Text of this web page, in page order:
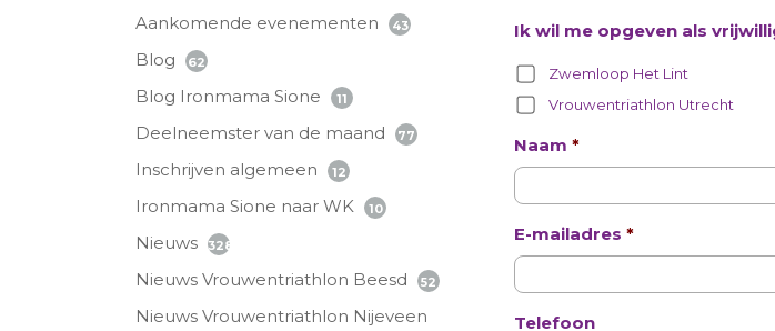
Aankomende evenementen 43
Blog 62
Blog Ironmama Sione 11
Deelneemster van de maand 77
Inschrijven algemeen 12
Ironmama Sione naar WK 10
Nieuws 328
Nieuws Vrouwentriathlon Beesd 52
Nieuws Vrouwentriathlon Nijeveen
Ik wil me opgeven als
Zwemloop Het Lint
Vrouwentriathlon Utrecht
Naam *
E-mailadres *
Telefoon